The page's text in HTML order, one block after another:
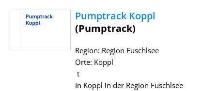
Pumptrack Koppl
(Pumptrack)
Region: Region Fuschlsee
Orte: Koppl
t
In Koppl in der Region Fuschlsee